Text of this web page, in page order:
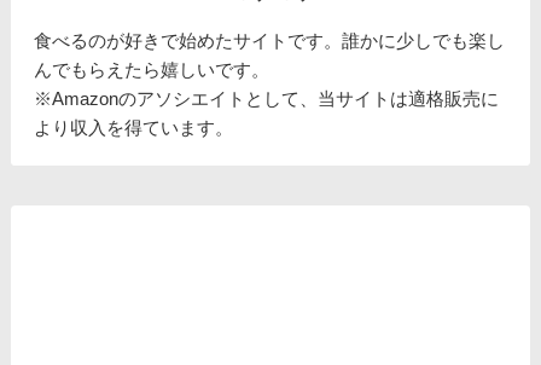
食べるのが好きで始めたサイトです。誰かに少しでも楽し
んでもらえたら嬉しいです。
※Amazonのアソシエイトとして、当サイトは適格販売に
より収入を得ています。